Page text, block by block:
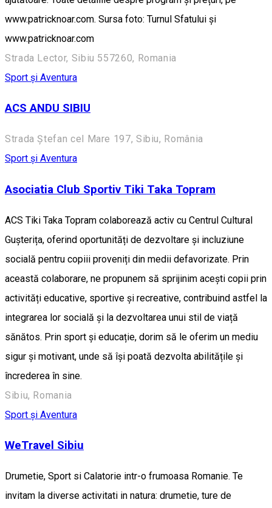
www.patricknoar.com. Sursa foto: Turnul Sfatului și
www.patricknoar.com
Strada Lector, Sibiu 557260, Romania
Sport și Aventura
ACS ANDU SIBIU
Strada Ștefan cel Mare 197, Sibiu, România
Sport și Aventura
Asociatia Club Sportiv Tiki Taka Topram
ACS Tiki Taka Topram colaborează activ cu Centrul Cultural
Gușterița, oferind oportunități de dezvoltare și incluziune
socială pentru copiii proveniți din medii defavorizate. Prin
această colaborare, ne propunem să sprijinim acești copii prin
activități educative, sportive și recreative, contribuind astfel la
integrarea lor socială și la dezvoltarea unui stil de viață
sănătos. Prin sport și educație, dorim să le oferim un mediu
sigur și motivant, unde să își poată dezvolta abilitățile și
încrederea în sine.
Sibiu, Romania
Sport și Aventura
WeTravel Sibiu
Drumetie, Sport si Calatorie intr-o frumoasa Romanie. Te
invitam la diverse activitati in natura: drumetie, ture de